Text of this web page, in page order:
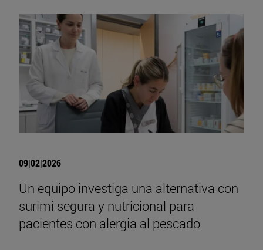
09|02|2026
Un equipo investiga una alternativa con
surimi segura y nutricional para
pacientes con alergia al pescado